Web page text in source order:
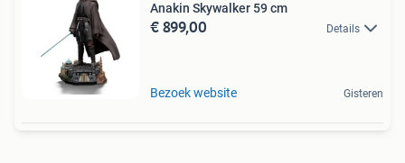
Anakin Skywalker 59 cm
€ 899,00 Details
Bezoek website Gisteren